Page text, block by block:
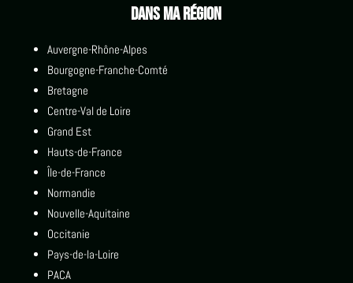
Dans ma région
Auvergne-Rhône-Alpes
Bourgogne-Franche-Comté
Bretagne
Centre-Val de Loire
Grand Est
Hauts-de-France
Île-de-France
Normandie
Nouvelle-Aquitaine
Occitanie
Pays-de-la-Loire
PACA